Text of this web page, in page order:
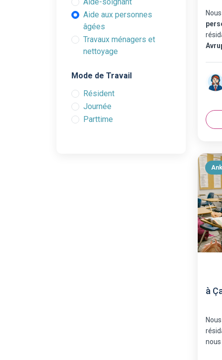
Aide aux personnes
âgées
Travaux ménagers et
nettoyage
Mode de Travail
Résident
Journée
Parttime
à